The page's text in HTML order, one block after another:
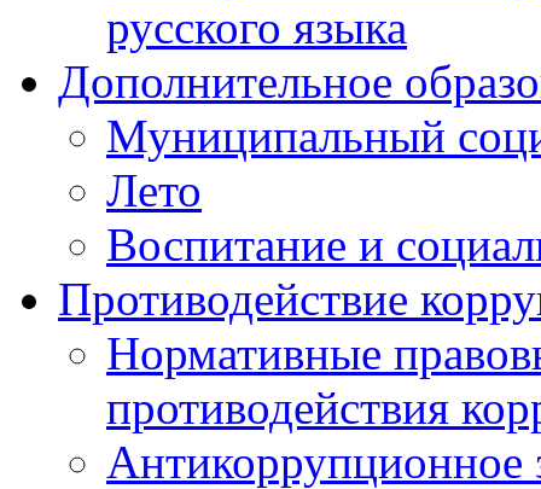
русского языка
Дополнительное
Муниципальный
Лето
Воспитание и
Противодействие
Нормативные
противодействия
Антикоррупционное